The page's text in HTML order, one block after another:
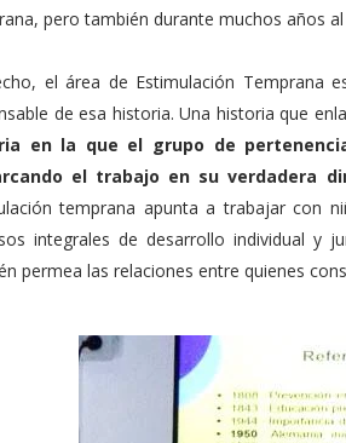
pero también durante muchos años
el área de Estimulación Temprana
de esa historia. Una historia que
en la que el grupo de
el trabajo en su verdadera
temprana apunta a trabajar con
integrales de desarrollo individual y
permea las relaciones entre quienes